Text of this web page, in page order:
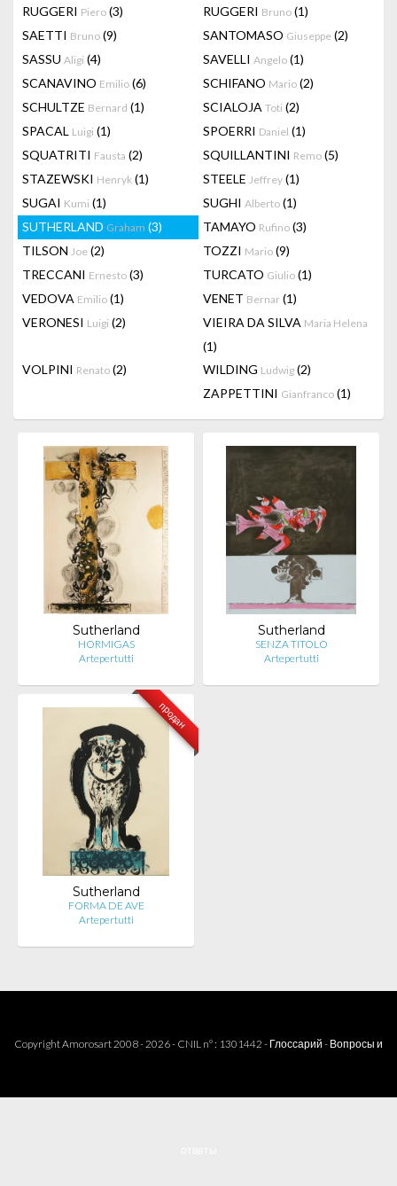
RUGGERI Piero (3) RUGGERI Bruno (1)
SAETTI Bruno (9) SANTOMASO Giuseppe (2)
SASSU Aligi (4) SAVELLI Angelo (1)
SCANAVINO Emilio (6) SCHIFANO Mario (2)
SCHULTZE Bernard (1) SCIALOJA Toti (2)
SPACAL Luigi (1) SPOERRI Daniel (1)
SQUATRITI Fausta (2) SQUILLANTINI Remo (5)
STAZEWSKI Henryk (1) STEELE Jeffrey (1)
SUGAI Kumi (1) SUGHI Alberto (1)
SUTHERLAND Graham (3) TAMAYO Rufino (3)
TILSON Joe (2) TOZZI Mario (9)
TRECCANI Ernesto (3) TURCATO Giulio (1)
VEDOVA Emilio (1) VENET Bernar (1)
VERONESI Luigi (2) VIEIRA DA SILVA Maria Helena
(1)
VOLPINI Renato (2) WILDING Ludwig (2)
ZAPPETTINI Gianfranco (1)
Sutherland
HORMIGAS
Artepertutti
Sutherland
SENZA TITOLO
Artepertutti
продан
Sutherland
FORMA DE AVE
Artepertutti
Copyright Amorosart 2008 - 2026 - CNIL n° : 1301442 - Глоссарий - Вопросы и